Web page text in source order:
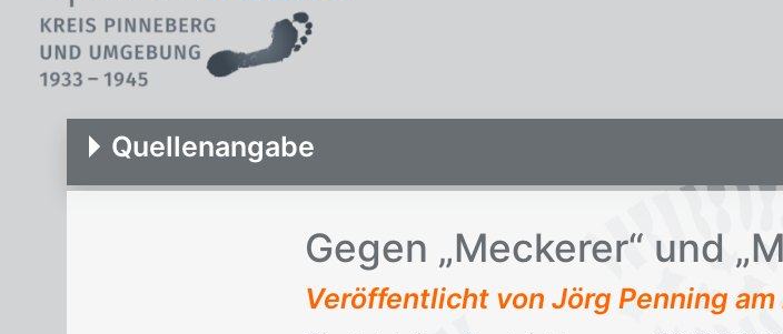
Quellenangabe
Ge­gen „Me­cke­rer“ und
Veröffentlicht von Jörg Penning am